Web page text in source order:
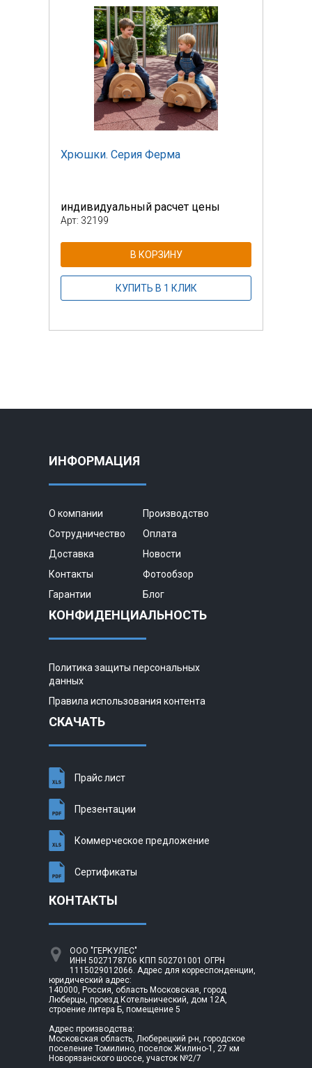
Хрюшки. Серия Ферма
индивидуальный расчет цены
Арт: 32199
В КОРЗИНУ
КУПИТЬ В 1 КЛИК
ИНФОРМАЦИЯ
О компании
Производство
Сотрудничество
Оплата
Доставка
Новости
Контакты
Фотообзор
Гарантии
Блог
КОНФИДЕНЦИАЛЬНОСТЬ
Политика защиты персональных
данных
Правила использования контента
СКАЧАТЬ
Прайс лист
Презентации
Коммерческое предложение
Сертификаты
КОНТАКТЫ
ООО "ГЕРКУЛЕС"
ИНН 5027178706 КПП 502701001 ОГРН
1115029012066. Адрес для корреспонденции,
юридический адрес:
140000, Россия, область Московская, город
Люберцы, проезд Котельнический, дом 12А,
строение литера Б, помещение 5
Адрес производства:
Московская область, Люберецкий р-н, городское
поселение Томилино, поселок Жилино-1, 27 км
Новорязанского шоссе, участок №2/7